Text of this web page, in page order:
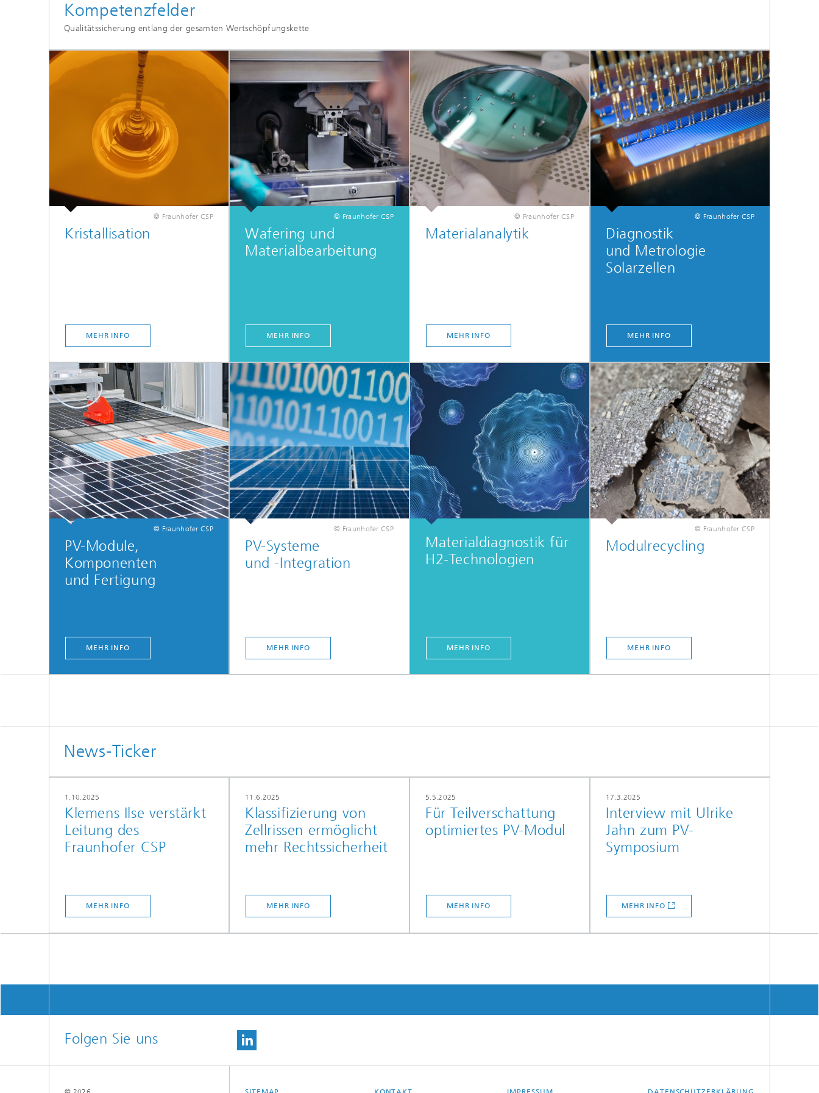
Kompetenzfelder
Qualitätssicherung entlang der gesamten Wertschöpfungskette
© Fraunhofer CSP
Kristallisation
MEHR INFO
© Fraunhofer CSP
Wafering und
Materialbearbeitung
MEHR INFO
© Fraunhofer CSP
Materialanalytik
MEHR INFO
© Fraunhofer CSP
Diagnostik
und Metrologie
Solarzellen
MEHR INFO
© Fraunhofer CSP
PV-Module,
Komponenten
und Fertigung
MEHR INFO
© Fraunhofer CSP
PV-Systeme
und -Integration
MEHR INFO
Materialdiagnostik für
H2-Technologien
MEHR INFO
© Fraunhofer CSP
Modulrecycling
MEHR INFO
News-Ticker
1.10.2025
Klemens Ilse verstärkt
Leitung des
Fraunhofer CSP
MEHR INFO
11.6.2025
Klassifizierung von
Zellrissen ermöglicht
mehr Rechtssicherheit
MEHR INFO
5.5.2025
Für Teilverschattung
optimiertes PV-Modul
MEHR INFO
17.3.2025
Interview mit Ulrike
Jahn zum PV-
Symposium
MEHR INFO
Folgen Sie uns